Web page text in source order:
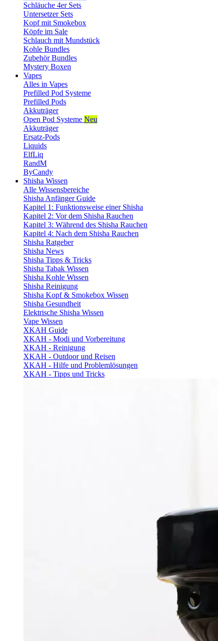
Schläuche 4er Sets
Untersetzer Sets
Kopf mit Smokebox
Köpfe im Sale
Schlauch mit Mundstück
Kohle Bundles
Zubehör Bundles
Mystery Boxen
Vapes
Alles in Vapes
Prefilled Pod Systeme
Prefilled Pods
Akkuträger
Open Pod Systeme Neu
Akkuträger
Ersatz-Pods
Liquids
ElfLiq
RandM
ByCandy
Shisha Wissen
Alle Wissensbereiche
Shisha Anfänger Guide
Kapitel 1: Funktionsweise einer Shisha
Kapitel 2: Vor dem Shisha Rauchen
Kapitel 3: Während des Shisha Rauchen
Kapitel 4: Nach dem Shisha Rauchen
Shisha Ratgeber
Shisha News
Shisha Tipps & Tricks
Shisha Tabak Wissen
Shisha Kohle Wissen
Shisha Reinigung
Shisha Kopf & Smokebox Wissen
Shisha Gesundheit
Elektrische Shisha Wissen
Vape Wissen
XKAH Guide
XKAH - Modi und Vorbereitung
XKAH - Reinigung
XKAH - Outdoor und Reisen
XKAH - Hilfe und Problemlösungen
XKAH - Tipps und Tricks